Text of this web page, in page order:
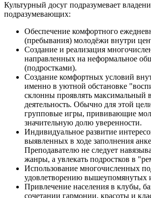
Культурный досуг подразумевает
подразумевающих:
Обеспечение комфортного
(пребывания) молодёжи внутри
Создание и реализация
направленных на неформальное
(подростками).
Создание комфортных условий
именно в уютной обстановке
склонны проявлять максимальный
деятельность. Обычно для этой
групповые игры, прививающие
значительную долю уверенности.
Индивидуальное развитие
выявленных в ходе заполнения
Преподавателю не следует
жанры, а увлекать подростков в
Использование многочисленных
удовлетворению вышеупомянутых
Привлечение населения в клубы,
сочетании гармонии, красоты и